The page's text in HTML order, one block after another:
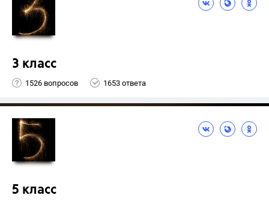
3 класс
1526 вопросов 1653 ответа
5 класс